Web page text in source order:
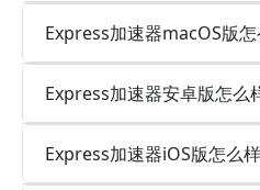
Express加速器macOS版怎
Express加速器安卓版怎么
Express加速器iOS版怎么